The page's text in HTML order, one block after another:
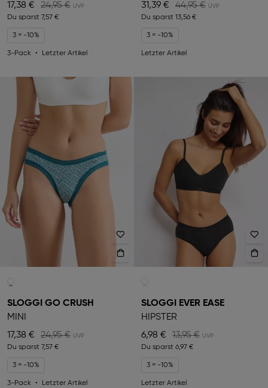
17,38 €
24,95 €
Du sparst 7,57 €
3 = -10%
3-Pack Letzter Artikel
31,39 €
44,95 €
Du sparst 13,56 €
3 = -10%
Letzter Artikel
SLOGGI GO CRUSH
MINI
17,38 €
24,95 €
Du sparst 7,57 €
3 = -10%
3-Pack Letzter Artikel
SLOGGI EVER EASE
HIPSTER
6,98 €
13,95 €
Du sparst 6,97 €
3 = -10%
Letzter Artikel